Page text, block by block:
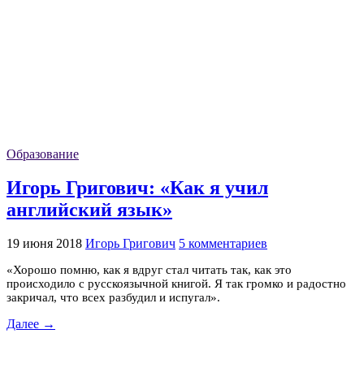
Образование
Игорь Григович: «Как я учил
английский язык»
19 июня 2018 Игорь Григович 5 комментариев
«Хорошо помню, как я вдруг стал читать так, как это
происходило с русскоязычной книгой. Я так громко и радостно
закричал, что всех разбудил и испугал».
Далее →